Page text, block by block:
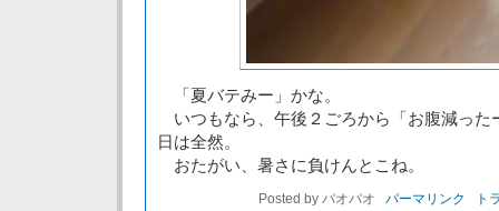
「夏バテみー」かな。
いつもなら、午後２ごろから「お腹減った
日は全然。
おたがい、暑さに負けんとこね。
Posted by パオパオ パーマリンク ト